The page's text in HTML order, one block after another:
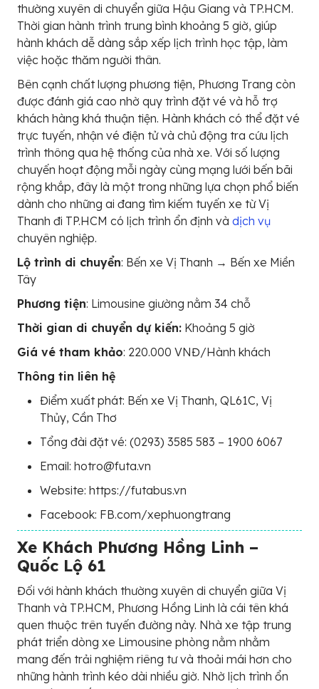
thường xuyên di chuyển giữa Hậu Giang và TP.HCM.
Thời gian hành trình trung bình khoảng 5 giờ, giúp
hành khách dễ dàng sắp xếp lịch trình học tập, làm
việc hoặc thăm người thân.
Bên cạnh chất lượng phương tiện, Phương Trang còn
được đánh giá cao nhờ quy trình đặt vé và hỗ trợ
khách hàng khá thuận tiện. Hành khách có thể đặt vé
trực tuyến, nhận vé điện tử và chủ động tra cứu lịch
trình thông qua hệ thống của nhà xe. Với số lượng
chuyến hoạt động mỗi ngày cùng mạng lưới bến bãi
rộng khắp, đây là một trong những lựa chọn phổ biến
dành cho những ai đang tìm kiếm tuyến xe từ Vị
Thanh đi TP.HCM có lịch trình ổn định và dịch vụ
chuyên nghiệp.
Lộ trình di chuyển: Bến xe Vị Thanh → Bến xe Miền
Tây
Phương tiện: Limousine giường nằm 34 chỗ
Thời gian di chuyển dự kiến: Khoảng 5 giờ
Giá vé tham khảo: 220.000 VNĐ/Hành khách
Thông tin liên hệ
Điểm xuất phát: Bến xe Vị Thanh, QL61C, Vị
Thủy, Cần Thơ
Tổng đài đặt vé: (0293) 3585 583 – 1900 6067
Email: hotro@futa.vn
Website: https://futabus.vn
Facebook: FB.com/xephuongtrang
Xe Khách Phương Hồng Linh –
Quốc Lộ 61
Đối với hành khách thường xuyên di chuyển giữa Vị
Thanh và TP.HCM, Phương Hồng Linh là cái tên khá
quen thuộc trên tuyến đường này. Nhà xe tập trung
phát triển dòng xe Limousine phòng nằm nhằm
mang đến trải nghiệm riêng tư và thoải mái hơn cho
những hành trình kéo dài nhiều giờ. Nhờ lịch trình ổn